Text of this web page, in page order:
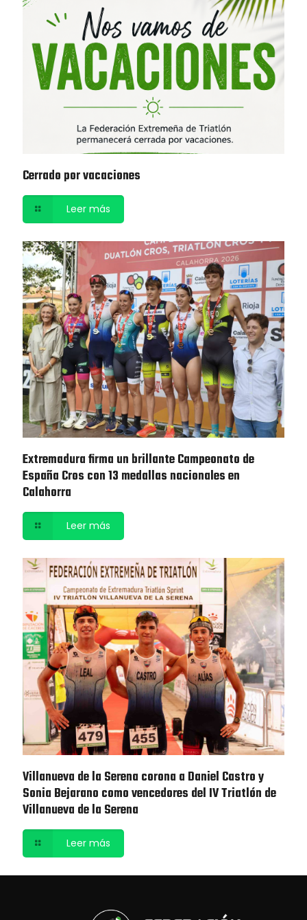
Cerrado por vacaciones
Leer más
Extremadura firma un brillante Campeonato de
España Cros con 13 medallas nacionales en
Calahorra
Leer más
Villanueva de la Serena corona a Daniel Castro y
Sonia Bejarano como vencedores del IV Triatlón de
Villanueva de la Serena
Leer más